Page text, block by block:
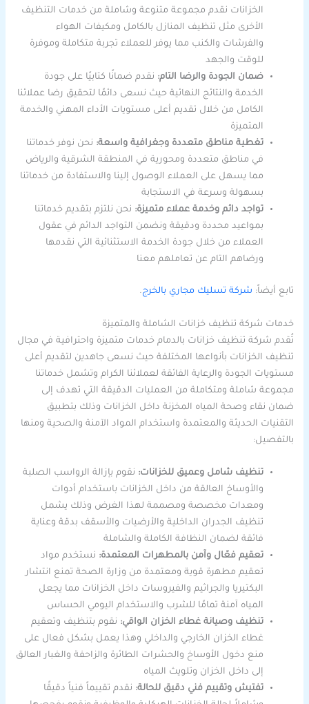
الخزانات نقدم مجموعة متنوعة وشاملة من خدمات التنظيف
الأخرى مثل تنظيف المنازل بالكامل ومكيفات الهواء
والفرشات والكنب مما يوفر للعملاء تجربة متكاملة وموفرة
للوقت والجهد
ضمان الجودة والرضا التام: نقدم ضمانًا كتابيًا على جودة
الخدمة والنتائج النهائية حيث نسعى دائمًا لتحقيق رضا عملائنا
الكامل من خلال تقديم أعلى مستويات الأداء المهني والخدمة
المتميزة
تغطية مناطق متعددة وجغرافية واسعة: نحن نوفر خدماتنا
في مناطق متعددة ومحورية في المنطقة الشرقية والرياض
مما يسهل على العملاء الوصول إلينا والاستفادة من خدماتنا
بسهولة وسرعة في الاستجابة
تواجد دائم وخدمة عملاء متميزة: نحن نلتزم بتقديم خدماتنا
بمواعيد محددة ودقيقة ونضمن التواجد الدائم في عقول
العملاء من خلال جودة الخدمة الاستثنائية التي نقدمها
ورضاهم التام عن تعاملهم معنا
تابع أيضاً: شركة تسليك مجاري بالخرج.
خدمات شركة تنظيف خزانات الشاملة والمتميزة
تُقدم شركة تنظيف خزانات بالدمام خدمات متميزة واحترافية في مجال
تنظيف الخزانات بأنواعها المختلفة حيث نسعى جاهدين لتقديم أعلى
مستويات الجودة والرعاية الفائقة لعملائنا الكرام وتشمل خدماتنا
مجموعة شاملة ومتكاملة من العمليات الدقيقة التي تهدف إلى
ضمان نقاء وصحة المياه المخزنة داخل الخزانات وذلك بتطبيق
التقنيات الحديثة والمعتمدة واستخدام المواد الآمنة والصحية ومنها
بالتفصيل:
تنظيف شامل وعميق للخزانات: نقوم بإزالة الرواسب الصلبة
والأوساخ العالقة من داخل الخزانات باستخدام أدوات
ومعدات مخصصة ومصممة لهذا الغرض وذلك يشمل
تنظيف الجدران الداخلية والأرضيات والأسقف بدقة وعناية
فائقة لضمان النظافة الكاملة والشاملة
تعقيم فعّال وآمن بالمطهرات المعتمدة: نستخدم مواد
تعقيم مطهرة قوية ومعتمدة من وزارة الصحة تمنع انتشار
البكتيريا والجراثيم والفيروسات داخل الخزانات مما يجعل
المياه آمنة تمامًا للشرب والاستخدام اليومي الحساس
تنظيف وصيانة غطاء الخزان الواقي: نقوم بتنظيف وتعقيم
غطاء الخزان الخارجي والداخلي وهذا يعمل بشكل فعال على
منع دخول الأوساخ والحشرات الطائرة والزاحفة والغبار العالق
إلى داخل الخزان وتلويث المياه
تفتيش وتقييم فني دقيق للحالة: نقدم تقييماً فنياً دقيقًا